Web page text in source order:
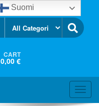
CART
0,00 €
Suomi